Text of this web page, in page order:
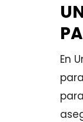
En